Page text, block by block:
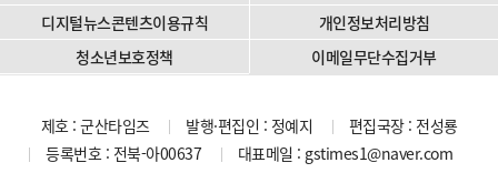
디지털뉴스콘텐츠이용규칙
개인정보처리방침
청소년보호정책
이메일무단수집거부
제호 : 군산타임즈 발행·편집인 : 정예지
편집국장 : 전성룡
등록번호 : 전북-아00637
대표메일 : gstimes1@naver.com